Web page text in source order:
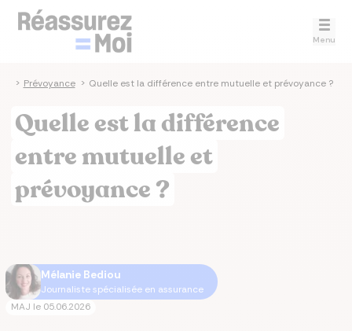
Menu
> Prévoyance > Quelle est la différence entre mutuelle et prévoyance ?
Quelle est la différence
entre mutuelle et
prévoyance ?
Mélanie Bediou
Journaliste spécialisée en assurance
MAJ le 05.06.2026